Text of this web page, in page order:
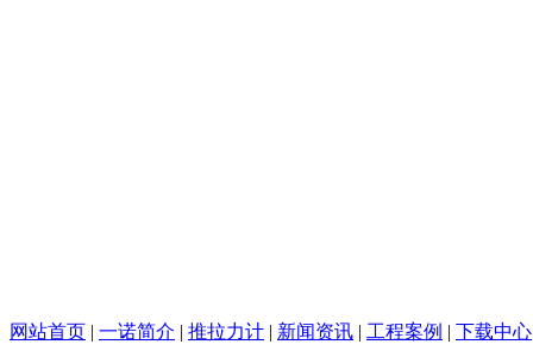
网站首页 | 一诺简介 | 推拉力计 | 新闻资讯 | 工程案例 | 下载中心